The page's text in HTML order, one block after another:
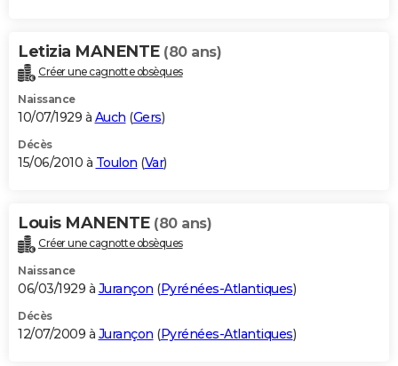
Letizia MANENTE (80 ans)
Créer une cagnotte obsèques
Naissance
10/07/1929 à Auch (Gers)
Décès
15/06/2010 à Toulon (Var)
Louis MANENTE (80 ans)
Créer une cagnotte obsèques
Naissance
06/03/1929 à Jurançon (Pyrénées-Atlantiques)
Décès
12/07/2009 à Jurançon (Pyrénées-Atlantiques)